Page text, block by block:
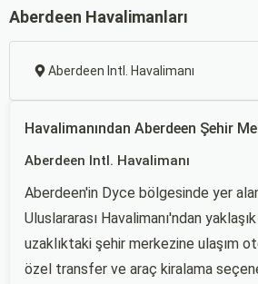
Aberdeen Havalimanları
Aberdeen Intl. Havalimanı
Havalimanından Aberdeen Şehir
Aberdeen Intl. Havalimanı
Aberdeen'in Dyce bölgesinde yer
Uluslararası Havalimanı'ndan
uzaklıktaki şehir merkezine ulaşım
özel transfer ve araç kiralama